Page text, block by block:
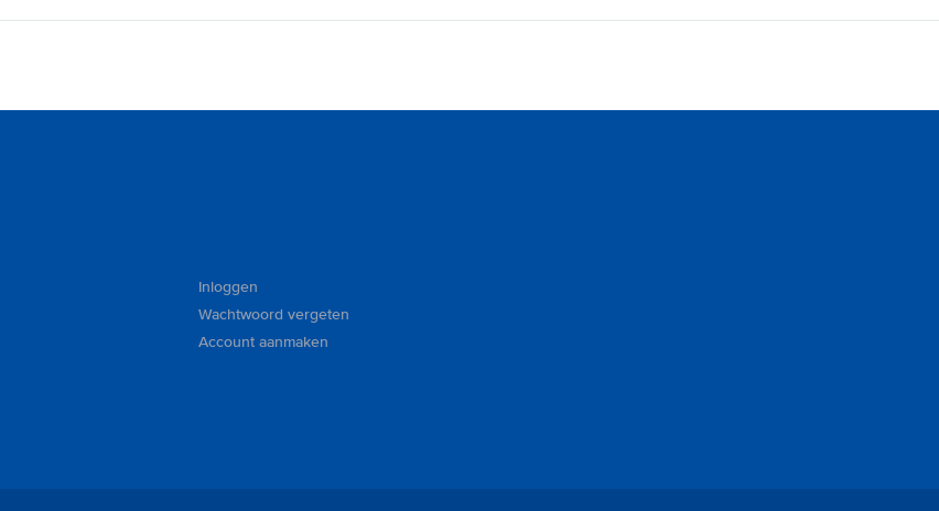
Inloggen
Wachtwoord vergeten
Account aanmaken